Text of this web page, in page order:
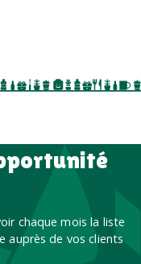
salon professionnel
chaque mois la liste
auprès de vos clients